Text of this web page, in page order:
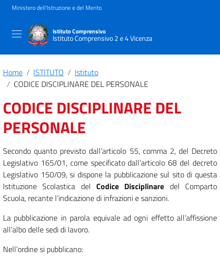
Ministero dell'Istruzione e del Merito
Istituto Comprensivo
Istituto Comprensivo 2 e 4 Vicenza
Home ISTITUTO
Istituto
CODICE DISCIPLINARE DEL PERSONALE
CODICE DISCIPLINARE DEL
PERSONALE
Secondo quanto previsto dall’articolo 55, comma 2, del Decreto
Legislativo 165/01, come specificato dall’articolo 68 del decreto
Legislativo 150/09, si dispone la pubblicazione sul sito di questa
Istituzione Scolastica del Codice Disciplinare del Comparto
Scuola, recante l’indicazione di infrazioni e sanzioni.
La pubblicazione in parola equivale ad ogni effetto all’affissione
all’albo delle sedi di lavoro.
Nell’ordine si pubblicano: